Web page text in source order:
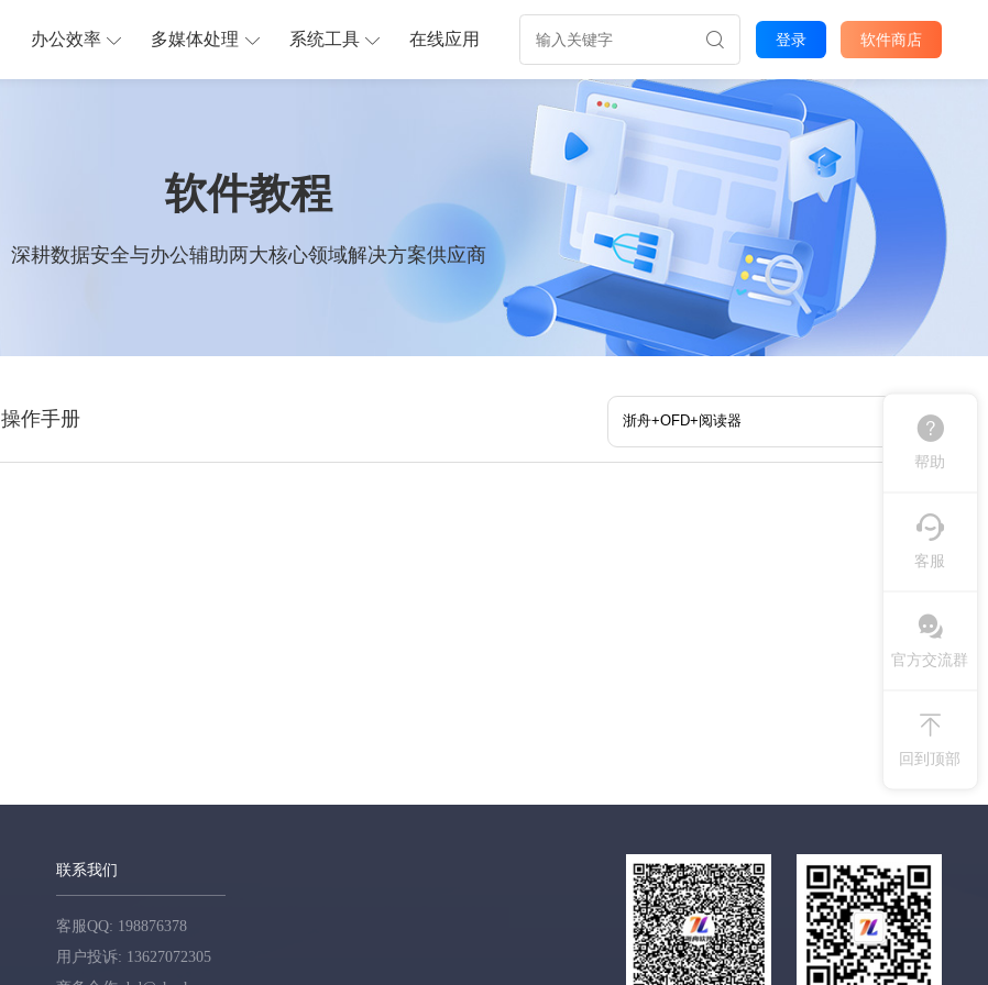
办公效率 多媒体处理 系统工具 在线应用 登录 软件商店
软件教程
深耕数据安全与办公辅助两大核心领域解决方案供应商
操作手册
联系我们
客服QQ: 198876378
用户投诉: 13627072305
帮助
客服
官方交流群
回到顶部